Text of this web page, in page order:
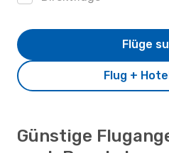
Flug +
Flüge
Günstige